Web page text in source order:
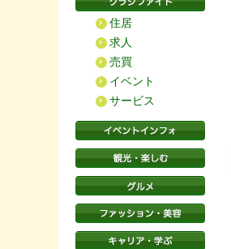
住居
求人
売買
イベント
サービス